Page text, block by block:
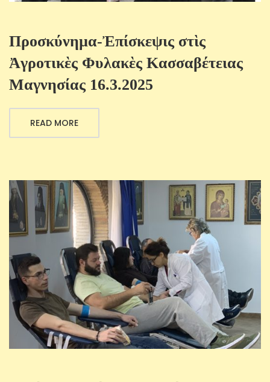
Προσκύνηµα-Ἐπίσκεψις στὶς
Ἀγροτικὲς Φυλακὲς Κασσαβέτειας
Μαγνησίας 16.3.2025
READ MORE